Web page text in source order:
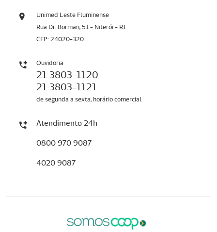
Unimed Leste Fluminense
Rua Dr. Borman, 51 - Niterói - RJ
CEP: 24020-320
Ouvidoria
21 3803-1120
21 3803-1121
de segunda a sexta, horário comercial
Atendimento 24h
0800 970 9087
4020 9087